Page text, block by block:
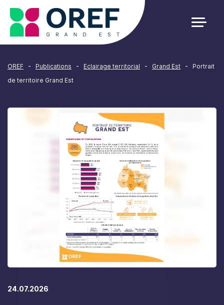
OREF - Publications - Eclairage territorial - Grand Est -
Portrait
de territoire Grand Est
24.07.2026